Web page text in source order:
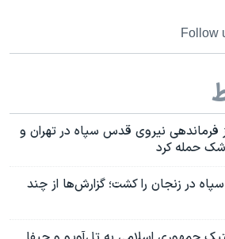
Follow
فرماندهی نیروی قدس سپاه در تهران و
حمله کرد
در زنجان را کشت؛ گزارش‌ها از چند